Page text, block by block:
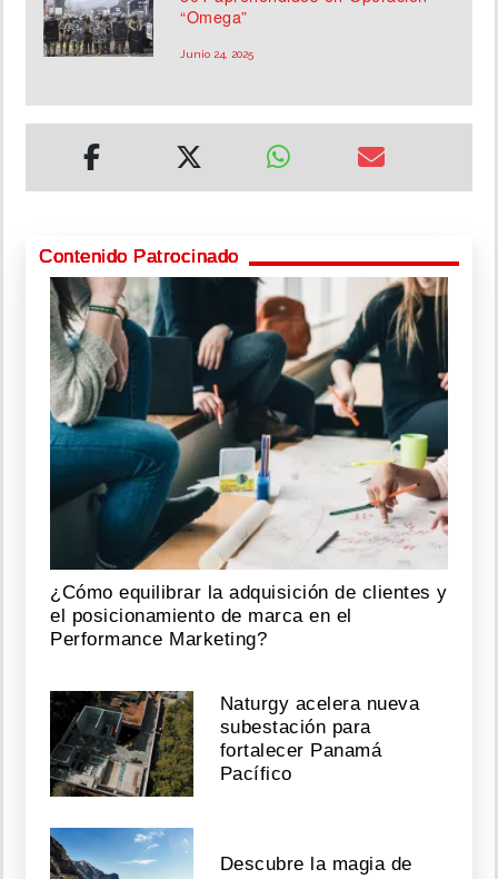
“Omega”
Junio 24, 2025
Contenido Patrocinado
¿Cómo equilibrar la adquisición de clientes y
el posicionamiento de marca en el
Performance Marketing?
Naturgy acelera nueva
subestación para
fortalecer Panamá
Pacífico
Descubre la magia de